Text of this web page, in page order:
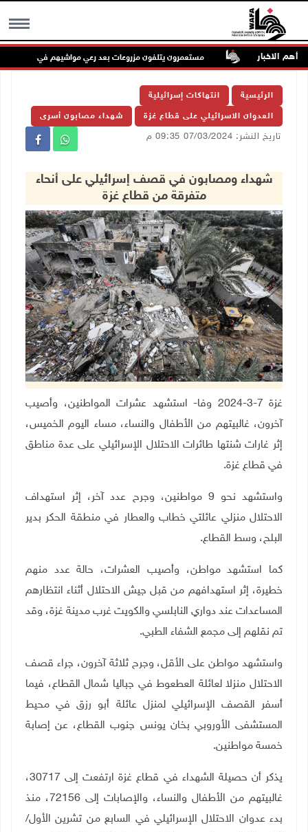
MENU أهم الاخبار مستعمرون يتلفون مزروعات بعد رعي مواشيهم في أراضي المغير
الرئيسية انتهاكات إسرائيلية
العدوان الاسرائيلي على قطاع غزة شهداء مصابون أسرى
تاريخ النشر: 07/03/2024 09:35 م
شهداء ومصابون في قصف إسرائيلي على أنحاء
متفرقة من قطاع غزة
غزة 7-3-2024 وفا- استشهد عشرات المواطنين، وأصيب
آخرون، غالبيتهم من الأطفال والنساء، مساء اليوم الخميس،
إثر غارات شنتها طائرات الاحتلال الإسرائيلي على عدة مناطق
في قطاع غزة.
واستشهد نحو 9 مواطنين، وجرح عدد آخر، إثر استهداف
الاحتلال منزلي عائلتي خطاب والعطار في منطقة الحكر بدير
البلح، وسط القطاع.
كما استشهد مواطن، وأصيب العشرات، حالة عدد منهم
خطيرة، إثر استهدافهم من قبل جيش الاحتلال أثناء انتظارهم
المساعدات عند دواري النابلسي والكويت غرب مدينة غزة، وقد
تم نقلهم إلى مجمع الشفاء الطبي.
واستشهد مواطن على الأقل، وجرح ثلاثة آخرون، جراء قصف
الاحتلال منزلا لعائلة العطعوط في جباليا شمال القطاع، فيما
أسفر القصف الإسرائيلي لمنزل عائلة أبو رزق في محيط
المستشفى الأوروبي بخان يونس جنوب القطاع، عن إصابة
خمسة مواطنين.
يذكر أن حصيلة الشهداء في قطاع غزة ارتفعت إلى 30717،
غالبيتهم من الأطفال والنساء، والإصابات إلى 72156، منذ
بدء عدوان الاحتلال الإسرائيلي في السابع من تشرين الأول/